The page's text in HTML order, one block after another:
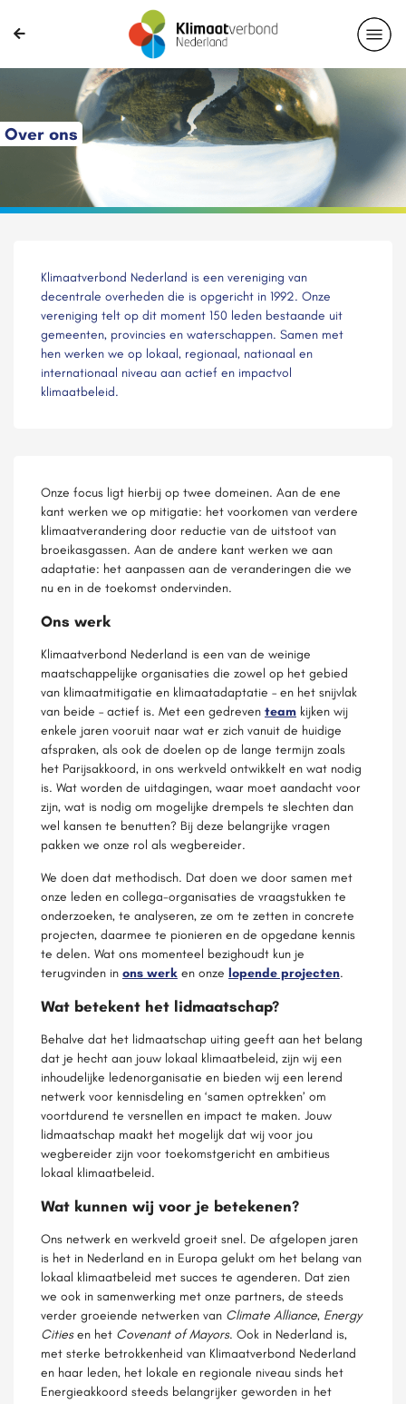
Over ons
Klimaatverbond Nederland is een vereniging van
decentrale overheden die is opgericht in 1992. Onze
vereniging telt op dit moment 150 leden bestaande uit
gemeenten, provincies en waterschappen. Samen met
hen werken we op lokaal, regionaal, nationaal en
internationaal niveau aan actief en impactvol
klimaatbeleid.
Onze focus ligt hierbij op twee domeinen. Aan de ene
kant werken we op mitigatie: het voorkomen van verdere
klimaatverandering door reductie van de uitstoot van
broeikasgassen. Aan de andere kant werken we aan
adaptatie: het aanpassen aan de veranderingen die we
nu en in de toekomst ondervinden.
Ons werk
Klimaatverbond Nederland is een van de weinige
maatschappelijke organisaties die zowel op het gebied
van klimaatmitigatie en klimaatadaptatie – en het snijvlak
van beide – actief is. Met een gedreven team kijken wij
enkele jaren vooruit naar wat er zich vanuit de huidige
afspraken, als ook de doelen op de lange termijn zoals
het Parijsakkoord, in ons werkveld ontwikkelt en wat nodig
is. Wat worden de uitdagingen, waar moet aandacht voor
zijn, wat is nodig om mogelijke drempels te slechten dan
wel kansen te benutten? Bij deze belangrijke vragen
pakken we onze rol als wegbereider.
We doen dat methodisch. Dat doen we door samen met
onze leden en collega-organisaties de vraagstukken te
onderzoeken, te analyseren, ze om te zetten in concrete
projecten, daarmee te pionieren en de opgedane kennis
te delen. Wat ons momenteel bezighoudt kun je
terugvinden in ons werk en onze lopende projecten.
Wat betekent het lidmaatschap?
Behalve dat het lidmaatschap uiting geeft aan het belang
dat je hecht aan jouw lokaal klimaatbeleid, zijn wij een
inhoudelijke ledenorganisatie en bieden wij een lerend
netwerk voor kennisdeling en ‘samen optrekken’ om
voortdurend te versnellen en impact te maken. Jouw
lidmaatschap maakt het mogelijk dat wij voor jou
wegbereider zijn voor toekomstgericht en ambitieus
lokaal klimaatbeleid.
Wat kunnen wij voor je betekenen?
Ons netwerk en werkveld groeit snel. De afgelopen jaren
is het in Nederland en in Europa gelukt om het belang van
lokaal klimaatbeleid met succes te agenderen. Dat zien
we ook in samenwerking met onze partners, de steeds
verder groeiende netwerken van Climate Alliance, Energy
Citiesen het Covenant of Mayors. Ook in Nederland is,
met sterke betrokkenheid van Klimaatverbond Nederland
en haar leden, het lokale en regionale niveau sinds het
Energieakkoord steeds belangrijker geworden in het